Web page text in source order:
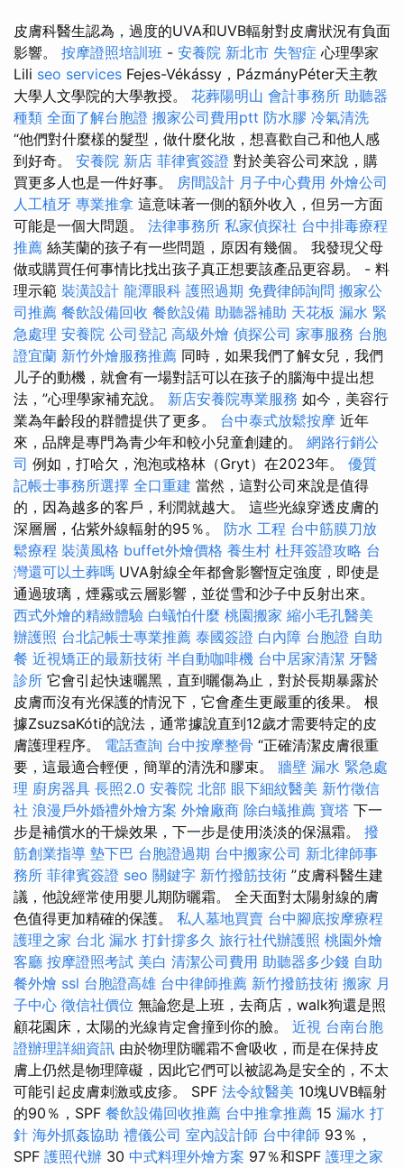
皮膚科醫生認為，過度的UVA和UVB輻射對皮膚狀況有負面
影響。 按摩證照培訓班 - 安養院 新北市 失智症 心理學家
Lili seo services Fejes-Vékássy，PázmányPéter天主教
大學人文學院的大學教授。 花葬陽明山 會計事務所 助聽器
種類 全面了解台胞證 搬家公司費用ptt 防水膠 冷氣清洗
“他們對什麼樣的髮型，做什麼化妝，想喜歡自己和他人感
到好奇。 安養院 新店 菲律賓簽證 對於美容公司來說，購
買更多人也是一件好事。 房間設計 月子中心費用 外燴公司
人工植牙 專業推拿 這意味著一側的額外收入，但另一方面
可能是一個大問題。 法律事務所 私家偵探社 台中排毒療程
推薦 絲芙蘭的孩子有一些問題，原因有幾個。 我發現父母
做或購買任何事情比找出孩子真正想要該產品更容易。 - 料
理示範 裝潢設計 龍潭眼科 護照過期 免費律師詢問 搬家公
司推薦 餐飲設備回收 餐飲設備 助聽器補助 天花板 漏水 緊
急處理 安養院 公司登記 高級外燴 偵探公司 家事服務 台胞
證宜蘭 新竹外燴服務推薦 同時，如果我們了解女兒，我們
儿子的動機，就會有一場對話可以在孩子的腦海中提出想
法，”心理學家補充說。 新店安養院專業服務 如今，美容行
業為年齡段的群體提供了更多。 台中泰式放鬆按摩 近年
來，品牌是專門為青少年和較小兒童創建的。 網路行銷公
司 例如，打哈欠，泡泡或格林（Gryt）在2023年。 優質
記帳士事務所選擇 全口重建 當然，這對公司來說是值得
的，因為越多的客戶，利潤就越大。 這些光線穿透皮膚的
深層層，佔紫外線輻射的95％。 防水 工程 台中筋膜刀放
鬆療程 裝潢風格 buffet外燴價格 養生村 杜拜簽證攻略 台
灣還可以土葬嗎 UVA射線全年都會影響恆定強度，即使是
通過玻璃，煙霧或云層影響，並從雪和沙子中反射出來。
西式外燴的精緻體驗 白蟻怕什麼 桃園搬家 縮小毛孔醫美
辦護照 台北記帳士專業推薦 泰國簽證 白內障 台胞證 自助
餐 近視矯正的最新技術 半自動咖啡機 台中居家清潔 牙醫
診所 它會引起快速曬黑，直到曬傷為止，對於長期暴露於
皮膚而沒有光保護的情況下，它會產生更嚴重的後果。 根
據ZsuzsaKóti的說法，通常據說直到12歲才需要特定的皮
膚護理程序。 電話查詢 台中按摩整骨 “正確清潔皮膚很重
要，這最適合輕便，簡單的清洗和膠束。 牆壁 漏水 緊急處
理 廚房器具 長照2.0 安養院 北部 眼下細紋醫美 新竹徵信
社 浪漫戶外婚禮外燴方案 外燴廠商 除白蟻推薦 寶塔 下一
步是補償水的干燥效果，下一步是使用淡淡的保濕霜。 撥
筋創業指導 墊下巴 台胞證過期 台中搬家公司 新北律師事
務所 菲律賓簽證 seo 關鍵字 新竹撥筋技術 ”皮膚科醫生建
議，他說經常使用嬰儿期防曬霜。 全天面對太陽射線的膚
色值得更加精確的保護。 私人墓地買賣 台中腳底按摩療程
護理之家 台北 漏水 打針撐多久 旅行社代辦護照 桃園外燴
客廳 按摩證照考試 美白 清潔公司費用 助聽器多少錢 自助
餐外燴 ssl 台胞證高雄 台中律師推薦 新竹撥筋技術 搬家 月
子中心 徵信社價位 無論您是上班，去商店，walk狗還是照
顧花園床，太陽的光線肯定會撞到你的臉。 近視 台南台胞
證辦理詳細資訊 由於物理防曬霜不會吸收，而是在保持皮
膚上仍然是物理障礙，因此它們可以被認為是安全的，不太
可能引起皮膚刺激或皮疹。 SPF 法令紋醫美 10塊UVB輻射
的90％，SPF 餐飲設備回收推薦 台中推拿推薦 15 漏水 打
針 海外抓姦協助 禮儀公司 室內設計師 台中律師 93％，
SPF 護照代辦 30 中式料理外燴方案 97％和SPF 護理之家